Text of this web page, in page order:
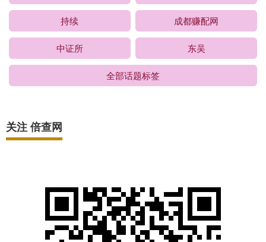
持续 成都赚配网
中证所 东吴
全部话题标签
关注 倍查网